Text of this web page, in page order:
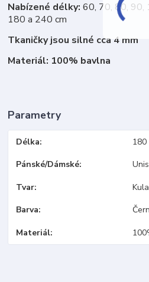
Nabízené délky: 60, 70, 80, 90,
180 a 240 cm
Tkaničky jsou silné cca 4 mm
Materiál: 100% bavlna
Parametry
Délka 180
Pánské/Dámské
Tvar
Barva
Materiál